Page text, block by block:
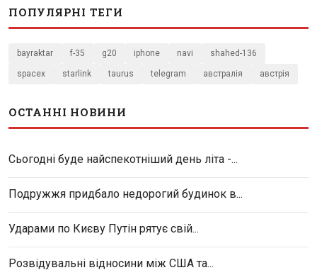
ПОПУЛЯРНІ ТЕГИ
bayraktar f-35 g20 iphone navi shahed-136
spacex starlink taurus telegram австралія австрія
ОСТАННІ НОВИНИ
Сьогодні буде найспекотніший день літа -...
Подружжя придбало недорогий будинок в...
Ударами по Києву Путін рятує свій...
Розвідувальні відносини між США та...